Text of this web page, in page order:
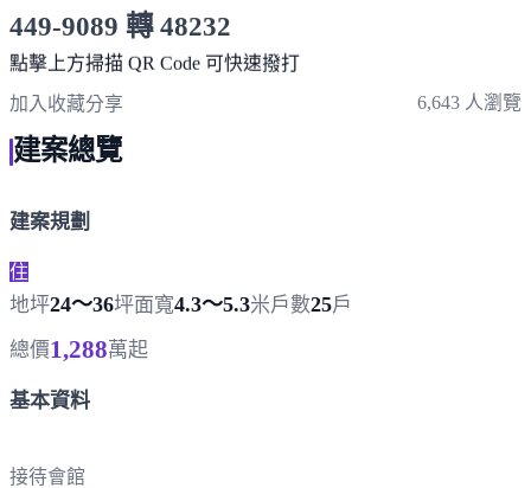
449-9089 轉 48232
服務時間 10:00～19:00
加入收藏分享 6,643 人瀏覽
建案總覽
建案規劃
住
地坪24～36坪面寬4.3～5.3米戶數25戶
總價1,288萬起
基本資料
接待會館